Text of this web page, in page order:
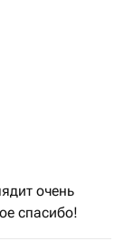
очень
спасибо!